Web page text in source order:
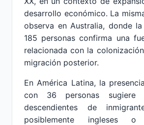
desarrollo económico. La
observa en Australia, donde
185 personas confirma una
relacionada con la
migración posterior.
En América Latina, la
con 36 personas sugiere
descendientes de
posiblemente ingleses